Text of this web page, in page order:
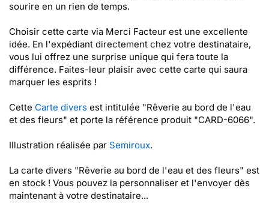
sourire en un rien de temps.
Choisir cette carte via Merci Facteur est une excellente
idée. En l'expédiant directement chez votre destinataire,
vous lui offrez une surprise unique qui fera toute la
différence. Faites-leur plaisir avec cette carte qui saura
marquer les esprits !
Cette Carte divers est intitulée "Rêverie au bord de l'eau
et des fleurs" et porte la référence produit "CARD-6066".
Illustration réalisée par Semiroux.
La carte divers "Rêverie au bord de l'eau et des fleurs" est
en stock ! Vous pouvez la personnaliser et l'envoyer dès
maintenant à votre destinataire...